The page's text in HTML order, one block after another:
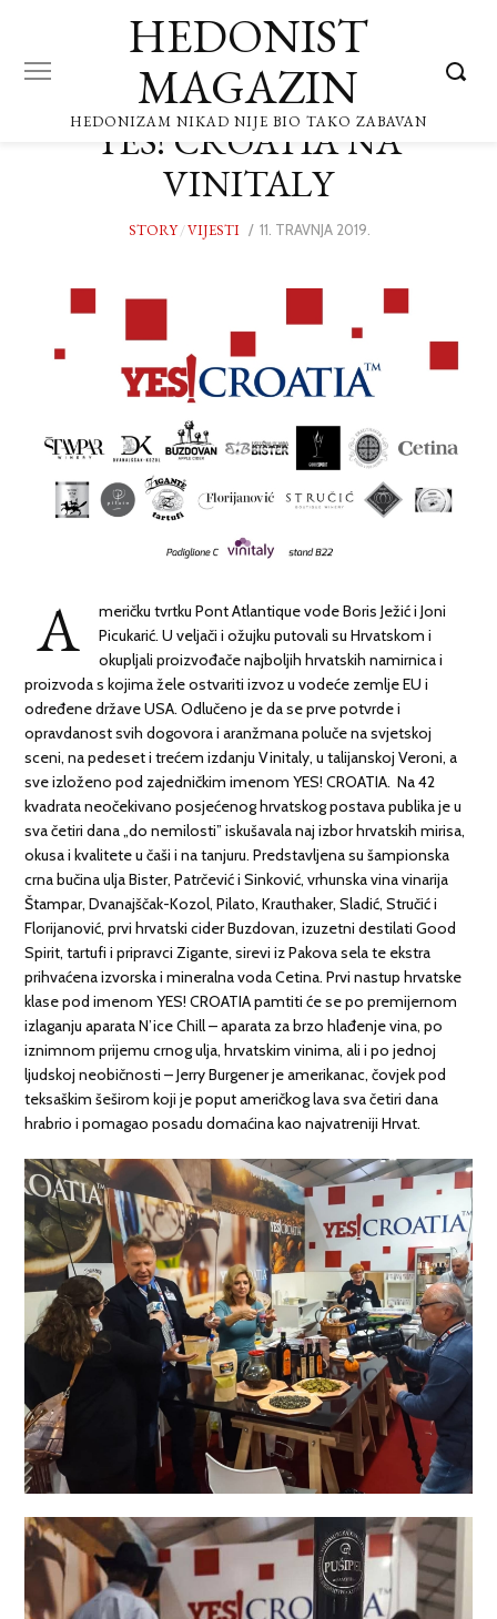
HEDONIST
MAGAZIN
HEDONIZAM NIKAD NIJE BIO TAKO ZABAVAN
YES! CROATIA NA
VINITALY
STORY/VIJESTI
POSTED
11. TRAVNJA 2019.
A
meričku tvrtku Pont Atlantique vode Boris Ježić i Joni
Picukarić. U veljači i ožujku putovali su Hrvatskom i
okupljali proizvođače najboljih hrvatskih namirnica i
proizvoda s kojima žele ostvariti izvoz u vodeće zemlje EU i
određene države USA. Odlučeno je da se prve potvrde i
opravdanost svih dogovora i aranžmana poluče na svjetskoj
sceni, na pedeset i trećem izdanju Vinitaly, u talijanskoj Veroni, a
sve izloženo pod zajedničkim imenom YES! CROATIA. Na 42
kvadrata neočekivano posjećenog hrvatskog postava publika je u
sva četiri dana „do nemilosti” iskušavala naj izbor hrvatskih mirisa,
okusa i kvalitete u čaši i na tanjuru. Predstavljena su šampionska
crna bučina ulja Bister, Patrčević i Sinković, vrhunska vina vinarija
Štampar, Dvanajščak-Kozol, Pilato, Krauthaker, Sladić, Stručić i
Florijanović, prvi hrvatski cider Buzdovan, izuzetni destilati Good
Spirit, tartufi i pripravci Zigante, sirevi iz Pakova sela te ekstra
prihvaćena izvorska i mineralna voda Cetina. Prvi nastup hrvatske
klase pod imenom YES! CROATIA pamtiti će se po premijernom
izlaganju aparata N’ice Chill – aparata za brzo hlađenje vina, po
iznimnom prijemu crnog ulja, hrvatskim vinima, ali i po jednoj
ljudskoj neobičnosti – Jerry Burgener je amerikanac, čovjek pod
teksaškim šeširom koji je poput američkog lava sva četiri dana
hrabrio i pomagao posadu domaćina kao najvatreniji Hrvat.